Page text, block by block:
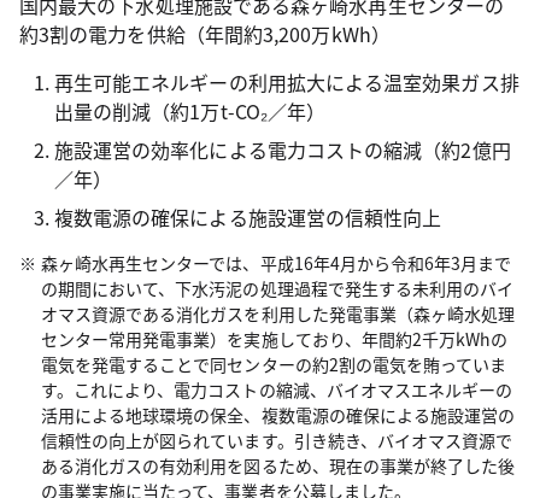
約3割の電力を供給（年間約3,200万kWh）
再生可能エネルギーの利用拡大による温室効果ガス排
出量の削減（約1万t-CO₂／年）
施設運営の効率化による電力コストの縮減（約2億円
／年）
複数電源の確保による施設運営の信頼性向上
森ヶ崎水再生センターでは、平成16年4月から令和6年3月まで
の期間において、下水汚泥の処理過程で発生する未利用のバイ
オマス資源である消化ガスを利用した発電事業（森ヶ崎水処理
センター常用発電事業）を実施しており、年間約2千万kWhの
電気を発電することで同センターの約2割の電気を賄っていま
す。これにより、電力コストの縮減、バイオマスエネルギーの
活用による地球環境の保全、複数電源の確保による施設運営の
信頼性の向上が図られています。引き続き、バイオマス資源で
ある消化ガスの有効利用を図るため、現在の事業が終了した後
の事業実施に当たって、事業者を公募しました。